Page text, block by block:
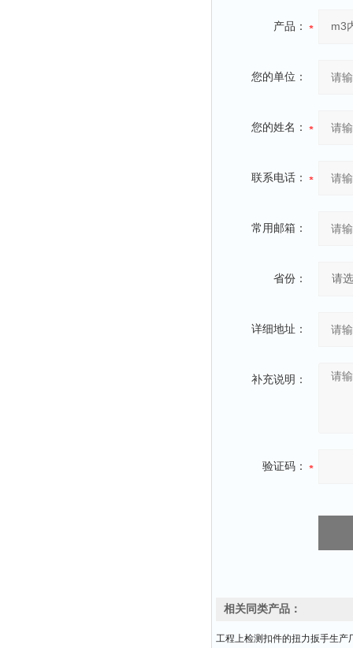
产品：
您的单位：
您的姓名：
联系电话：
常用邮箱：
省份：
详细地址：
补充说明：
验证码：
相关同类产品：
工程上检测扣件的扭力扳手生产